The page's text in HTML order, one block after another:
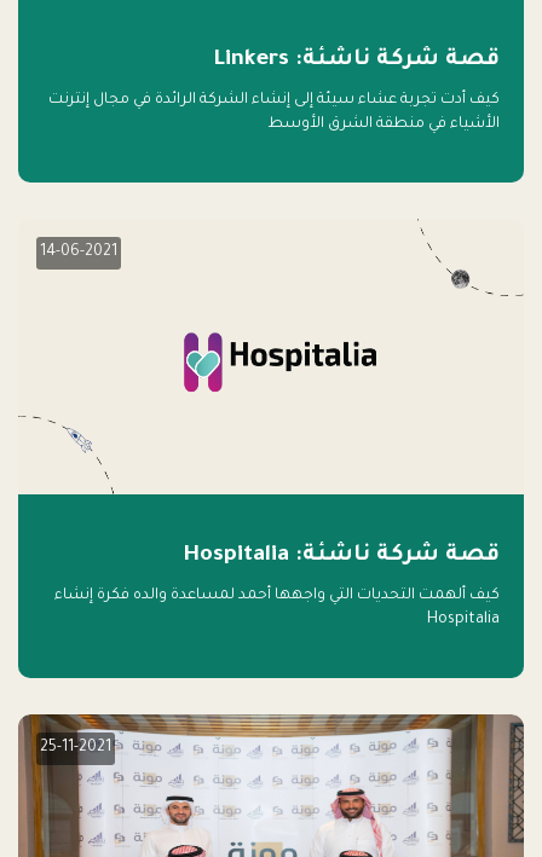
قصة شركة ناشئة: Linkers
كيف أدت تجربة عشاء سيئة إلى إنشاء الشركة الرائدة في مجال إنترنت
الأشياء في منطقة الشرق الأوسط
14-06-2021
قصة شركة ناشئة: Hospitalia
كيف ألهمت التحديات التي واجهها أحمد لمساعدة والده فكرة إنشاء
Hospitalia
25-11-2021